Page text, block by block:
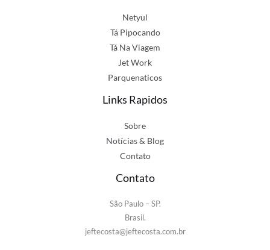
Netyul
Tá Pipocando
Tá Na Viagem
Jet Work
Parquenaticos
Links Rapidos
Sobre
Notícias & Blog
Contato
Contato
São Paulo – SP.
Brasil.
jeftecosta@jeftecosta.com.br